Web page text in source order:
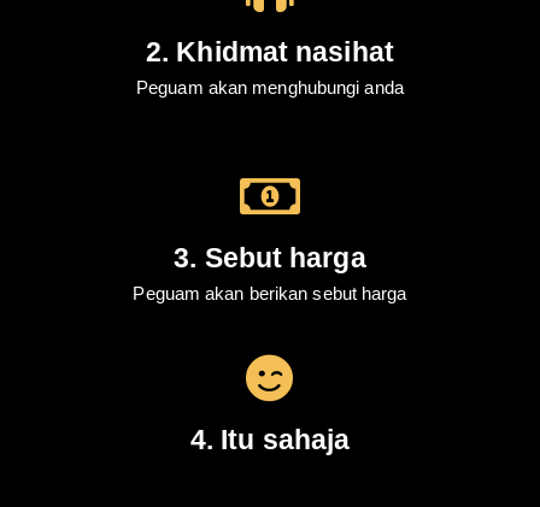
2. Khidmat nasihat
Peguam akan menghubungi anda
3. Sebut harga
Peguam akan berikan sebut harga
4. Itu sahaja